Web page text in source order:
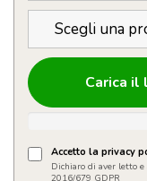
Carica il
Accetto la privacy
Dichiaro di aver letto e
2016/679 GDPR